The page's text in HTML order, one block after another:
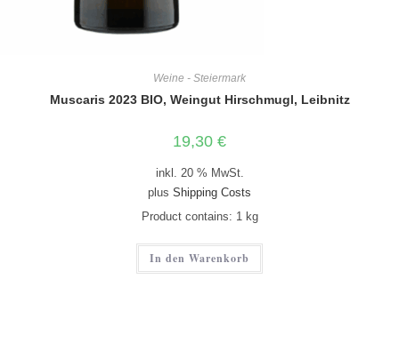
Weine - Steiermark
Muscaris 2023 BIO, Weingut Hirschmugl, Leibnitz
19,30 €
inkl. 20 % MwSt.
plus Shipping Costs
Product contains: 1 kg
In den Warenkorb